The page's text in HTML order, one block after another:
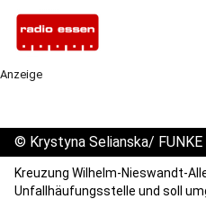
Anzeige
© Krystyna Selianska/
Kreuzung Wilhelm-Nieswandt-
Unfallhäufungsstelle und soll